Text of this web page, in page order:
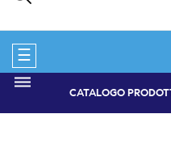
navigazione
Toggle
☰
CATALOGO